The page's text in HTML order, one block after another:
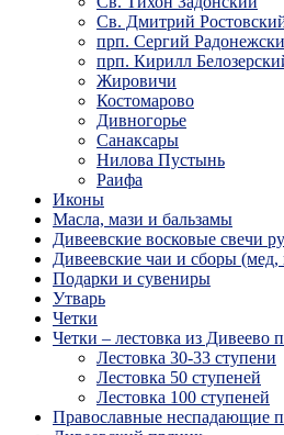
Св. Дмитрий
прп. Сергий
прп. Кирилл
Жировичи
Костомарово
Дивногорье
Санаксары
Нилова Пустынь
Раифа
Иконы
Масла, мази и бальзамы
Дивеевские восковые свечи
Дивеевские чаи и сборы (мед,
Подарки и сувениры
Утварь
Четки
Четки – лестовка из Дивеево
Лестовка 30-33 ступени
Лестовка 50 ступеней
Лестовка 100 ступеней
Православные неспадающие